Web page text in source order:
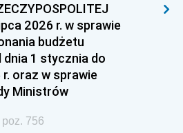
1937
2026 r. w sprawie
budżetu
1 stycznia do
oraz w sprawie
Ministrów
756